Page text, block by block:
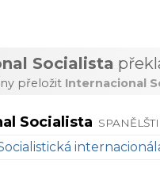
Socialista
přeložit Internacional
Socialista